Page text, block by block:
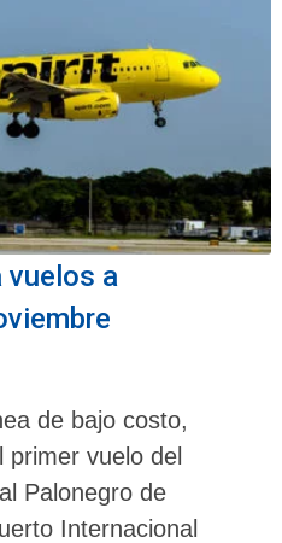
vuelos a
de bajo costo,
primer vuelo del
Palonegro de
Internacional